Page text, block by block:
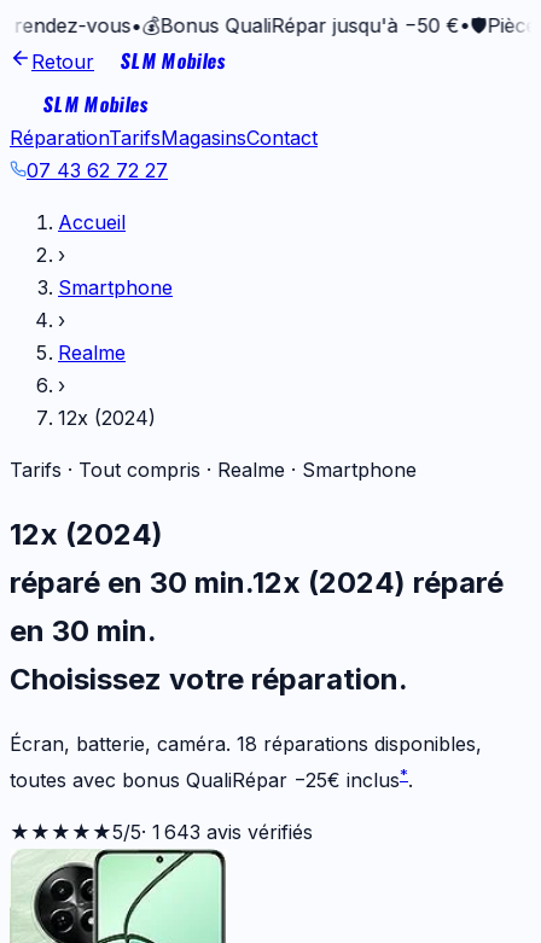
•💰Bonus QualiRépar jusqu'à −50 €•🛡️ Pièces
Retour
SLM Mobiles
SLM Mobiles
RéparationTarifsMagasinsContact
07 43 62 72 27
Accueil
›
Smartphone
›
Realme
›
12x (2024)
Tarifs · Tout compris · Realme · Smartphone
12x (2024)
réparé en 30 min.12x (2024) réparé
en 30 min.
Choisissez votre réparation.
Écran, batterie, caméra. 18 réparations disponibles,
toutes avec bonus QualiRépar −25€ inclus*.
★★★★★5/5· 1 643 avis vérifiés